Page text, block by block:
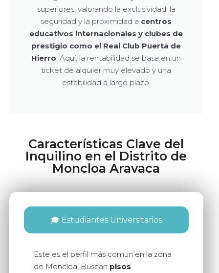
superiores, valorando la exclusividad, la
seguridad y la proximidad a centros
educativos internacionales y clubes de
prestigio como el Real Club Puerta de
Hierro . Aquí, la rentabilidad se basa en un
ticket de alquiler muy elevado y una
estabilidad a largo plazo.
Características Clave del
Inquilino en el Distrito de
Moncloa Aravaca
🎓 Estudiantes Universitarios
Este es el perfil más común en la zona
de Moncloa. Buscan pisos